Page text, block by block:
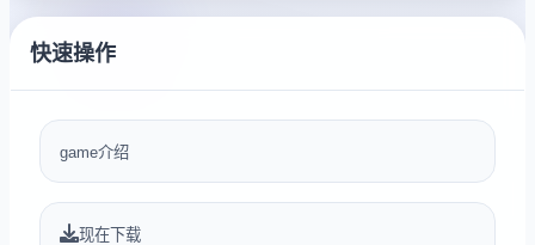
快速操作
game介绍
现在下载